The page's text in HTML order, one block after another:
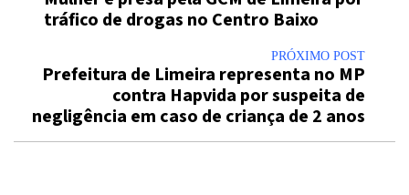
tráfico de drogas no Centro Baixo
PRÓXIMO POST
Prefeitura de Limeira representa no MP
contra Hapvida por suspeita de
negligência em caso de criança de 2 anos